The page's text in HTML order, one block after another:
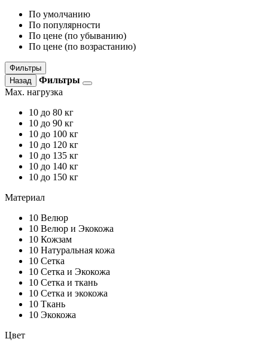
По умолчанию
По популярности
По цене (по убыванию)
По цене (по возрастанию)
Фильтры
Назад
Фильтры
Max. нагрузка
10 до 80 кг
10 до 90 кг
10 до 100 кг
10 до 120 кг
10 до 135 кг
10 до 140 кг
10 до 150 кг
Материал
10 Велюр
10 Велюр и Экокожа
10 Кожзам
10 Натуральная кожа
10 Сетка
10 Сетка и Экокожа
10 Сетка и ткань
10 Сетка и экокожа
10 Ткань
10 Экокожа
Цвет